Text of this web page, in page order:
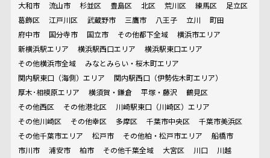
大和市
流山市 杉並区 豊島区 北区 荒川区 練馬区
足立区
葛飾区
江戸川区 武蔵野市 三鷹市 八王子 立川
町田
府中市
国分寺市 国立市 その他都下全域
横浜市エリア
新横浜駅エリア
横浜駅西口エリア
横浜駅東口エリア
その他横浜市全域
みなとみらい・桜木町エリア
関内駅東口（海側）エリア
関内駅西口（伊勢佐木町エリア）
厚木･相模原エリア
横須賀・鎌倉 平塚・藤沢
鶴見区
その他西区
その他港北区
川崎駅東口（川崎区）エリア
その他川崎区
その他幸区 多摩区 千葉市中央区
千葉市美浜区
その他千葉市エリア
松戸市 その他柏・松戸市エリア
船橋市
市川市
浦安市 柏市 その他千葉全域 大宮区 川口
川越